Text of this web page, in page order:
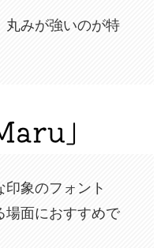
丸みが強いのが特
象のフォント
場面におすすめで